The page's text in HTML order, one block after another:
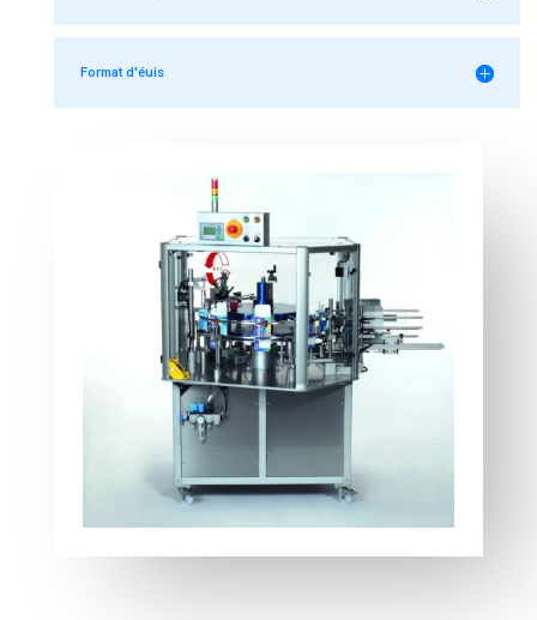
Format d'éuis